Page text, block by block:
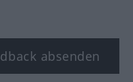
absenden